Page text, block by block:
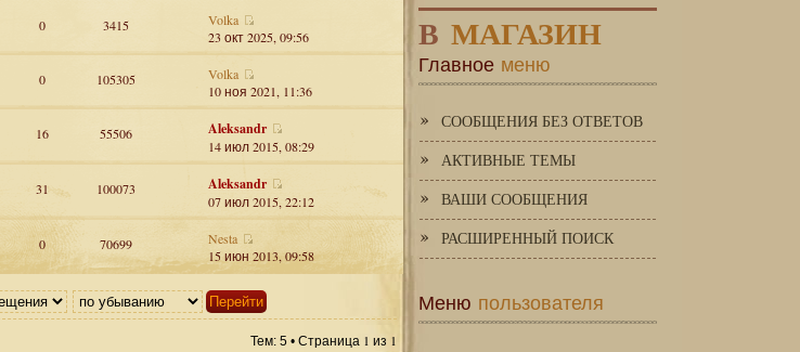
0 3415
Volka
23 окт 2025, 09:56
0 105305
Volka
10 ноя 2021, 11:36
16 55506 Aleksandr
14 июл 2015, 08:29
31 100073 Aleksandr
07 июл 2015, 22:12
0 70699
Nesta
15 июн 2013, 09:58
Тем: 5 • Страница 1 из 1
В МАГАЗИН
Главное меню
СООБЩЕНИЯ БЕЗ ОТВЕТОВ
АКТИВНЫЕ ТЕМЫ
ВАШИ СООБЩЕНИЯ
РАСШИРЕННЫЙ ПОИСК
Меню пользователя